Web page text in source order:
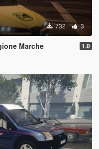
732 3
Marche 1.0